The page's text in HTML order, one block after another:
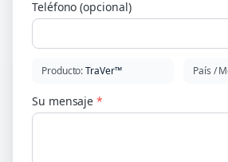
Teléfono (opcional)
Producto:TraVer™ País /
Su mensaje *